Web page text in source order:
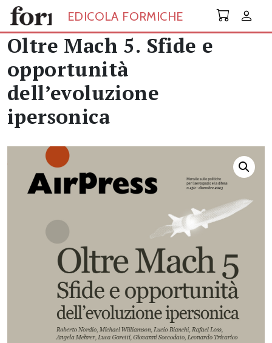
Skip to main content
EDICOLA FORMICHE
Oltre Mach 5. Sfide e
opportunità
dell’evoluzione
ipersonica